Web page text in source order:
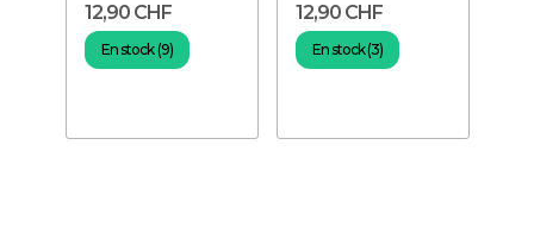
terrarium
12,90 CHF
En stock (9)
cm- Décoration
pour...
12,90 CHF
En stock (3)